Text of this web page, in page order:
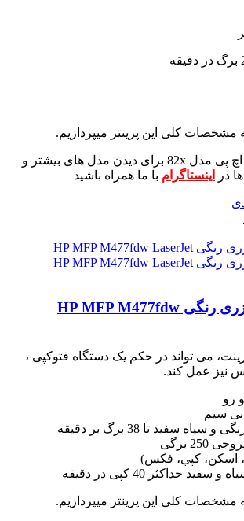
مشخصات کلی این پرینتر میپردازیم.
برای دیدن مدل های بیشتر و
در
اینستاگرام با ما همراه باشید
پرینتر چندکاره لیزری رنگی HP MFP M477fdw
پرینت، می تواند در حکم یک دستگاه فتوکپی ،
نیز عمل کند.
رو
بی سیم
سفید تا 38 برگ بر دقیقه
برگی
حداکثر 40 کپی در دقیقه
مشخصات کلی این پرینتر میپردازیم.